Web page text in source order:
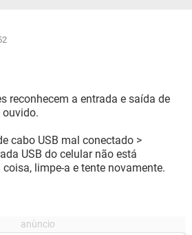
reconhecem a entrada e saída de
cabo USB mal conectado >
USB do celular não está
limpe-a e tente novamente.